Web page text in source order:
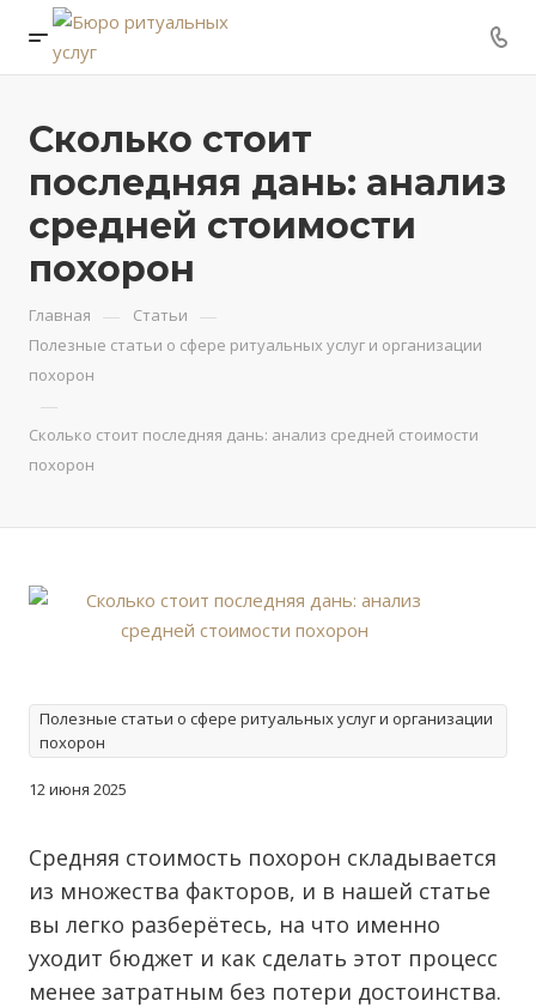
Сколько стоит
последняя дань: анализ
средней стоимости
похорон
Главная — Статьи —
Полезные статьи о сфере ритуальных услуг и организации
похорон
—
Сколько стоит последняя дань: анализ средней стоимости
похорон
Полезные статьи о сфере ритуальных услуг и организации
похорон
12 июня 2025
Средняя стоимость похорон складывается
из множества факторов, и в нашей статье
вы легко разберётесь, на что именно
уходит бюджет и как сделать этот процесс
менее затратным без потери достоинства.